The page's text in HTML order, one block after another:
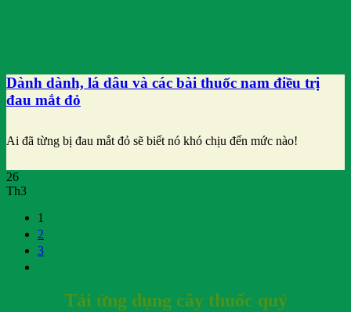
Dành dành, lá dâu và các bài thuốc nam điều trị
đau mắt đỏ
Ai đã từng bị đau mắt đỏ sẽ biết nó khó chịu đến mức nào!
26
Th3
1
2
3
Tải ứng dụng cây thuốc quý